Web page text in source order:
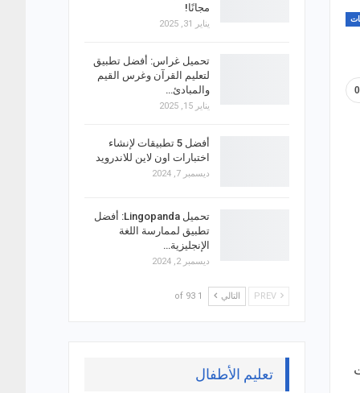
0
مجانًا!
يناير 31, 2025
تحميل غراس: أفضل تطبيق
لتعليم القرآن وغرس القيم
والمبادئ…
يناير 15, 2025
أفضل 5 تطبيقات لإنشاء
اختبارات اون لاين للاندرويد
ديسمبر 7, 2024
تحميل Lingopanda: أفضل
تطبيق لممارسة اللغة
الإنجليزية…
ديسمبر 2, 2024
التالي 1 of 93
تعليم الأطفال